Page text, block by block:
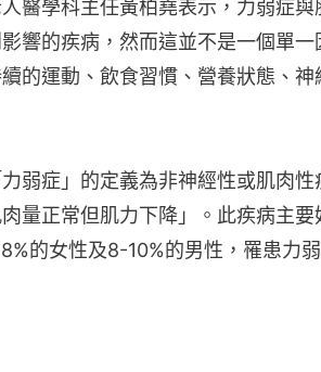
醫學科主任黃柏堯表示，力弱症
響的疾病，然而這並不是一個單
的運動、飲食習慣、營養狀態、
弱症」的定義為非神經性或肌肉
量正常但肌力下降」。此疾病主要
的女性及8-10%的男性，罹患力弱